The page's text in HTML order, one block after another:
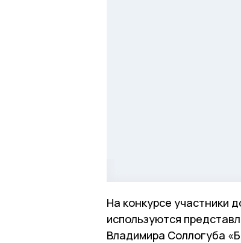
На конкурсе участники
используются
Владимира Соллогуба